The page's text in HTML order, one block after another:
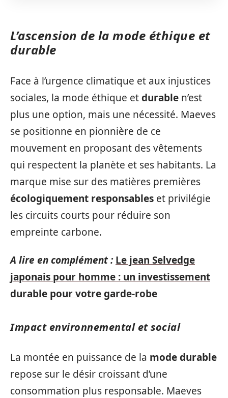
L’ascension de la mode éthique et
durable
Face à l’urgence climatique et aux injustices
sociales, la mode éthique etdurable n’est
plus une option, mais une nécessité. Maeves
se positionne en pionnière de ce
mouvement en proposant des vêtements
qui respectent la planète et ses habitants. La
marque mise sur des matières premières
écologiquement responsables et privilégie
les circuits courts pour réduire son
empreinte carbone.
A lire en complément : Le jean Selvedge
japonais pour homme : un investissement
durable pour votre garde-robe
Impact environnemental et social
La montée en puissance de la mode durable
repose sur le désir croissant d’une
consommation plus responsable. Maeves